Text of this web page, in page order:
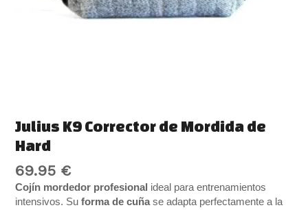
Julius K9 Corrector de Mordida de
Hard
69.95 €
Cojín mordedor profesional ideal para entrenamientos
intensivos. Suforma de cuñase adapta perfectamente a la